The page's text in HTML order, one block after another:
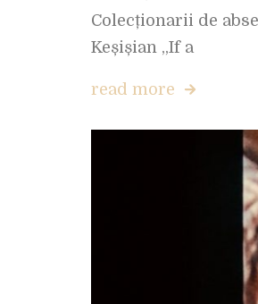
Colecționarii de
Keșișian „If a
read more